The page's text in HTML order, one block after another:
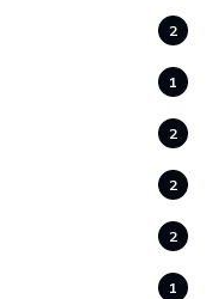
2
1
2
2
2
1